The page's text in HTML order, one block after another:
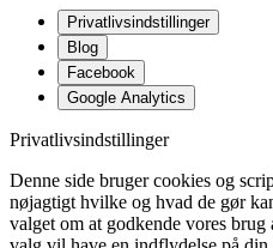
Privatlivsindstillinger
Blog
Facebook
Google Analytics
Privatlivsindstillinger
Denne side bruger cookies og
nøjagtigt hvilke og hvad de gør
valget om at godkende vores